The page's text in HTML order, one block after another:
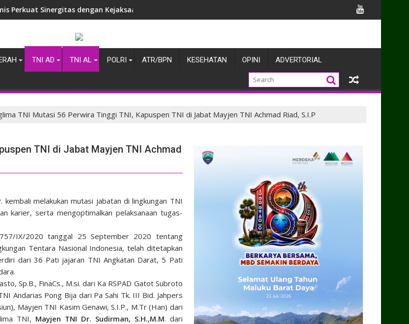
Perkuat Sinergitas dengan Kejaksaan Negeri, Bangun Kolaborasi Penegakan Hukum dan Harkamtibmas
TNI AD TNI AL POLRI ATR/BPN KESEHATAN OPINI ADVERTORIAL
TNI Mutasi 56 Perwira Tinggi TNI, Kapuspen TNI di Jabat Mayjen TNI Achmad Riad, S.I.P
TNI di Jabat Mayjen TNI Achmad
melakukan mutasi jabatan di lingkungan TNI
karier, serta mengoptimalkan pelaksanaan tugas-
IX/2020 tanggal 25 September 2020 tentang
Tentara Nasional Indonesia, telah ditetapkan
dari 36 Pati jajaran TNI Angkatan Darat, 5 Pati
Sp.B., FinaCs., M.si. dari Ka RSPAD Gatot Subroto
Andarias Pong Bija dari Pa Sahi Tk. III Bid. Jahpers
Mayjen TNI Kasim Genawi, S.I.P., M.Tr (Han) dari
TNI, Mayjen TNI Dr. Sudirman, S.H.,M.M. dari